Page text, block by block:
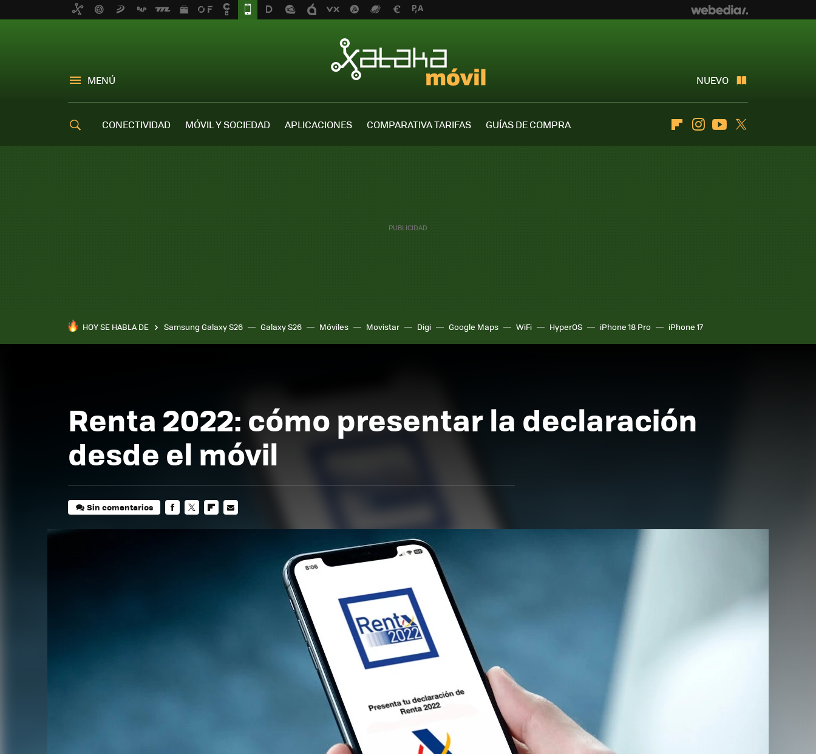
MENÚ NUEVO
CONECTIVIDAD MÓVIL Y SOCIEDAD APLICACIONES COMPARATIVA TARIFAS
GUÍAS DE COMPRA
FlipboardInstagramYoutube
HOY SE HABLA DE Samsung Galaxy S26 Galaxy S26 Móviles Movistar Digi Google Maps WiFi HyperOS iPhone 18 Pro iPhone 17
Renta 2022: cómo presentar la declaración
desde el móvil
Sin comentarios